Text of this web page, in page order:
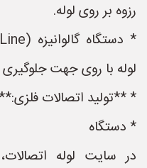
رزوه بر روی لوله.
لوله با روی جهت
* **تولید اتصالات
* دستگاه
در سایت لوله